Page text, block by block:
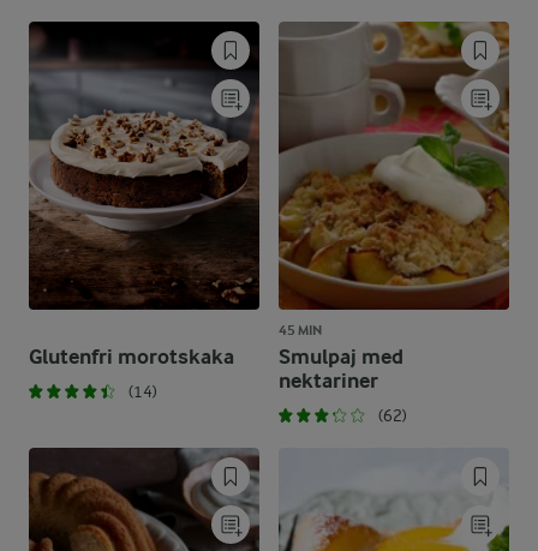
Glutenfri morotskaka
(14)
45 MIN
Smulpaj med
nektariner
(62)